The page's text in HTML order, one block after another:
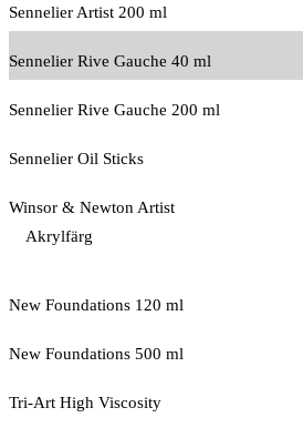
Sennelier Artist 200 ml
Sennelier Rive Gauche 40 ml
Sennelier Rive Gauche 200 ml
Sennelier Oil Sticks
Winsor & Newton Artist
Akrylfärg
New Foundations 120 ml
New Foundations 500 ml
Tri-Art High Viscosity